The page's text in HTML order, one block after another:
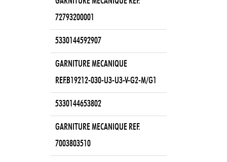
72793200001
5330144592907
GARNITURE MECANIQUE
REF.B19212-030-U3-U3-V-G2-M/G1
5330144653802
GARNITURE MECANIQUE REF.
7003803510